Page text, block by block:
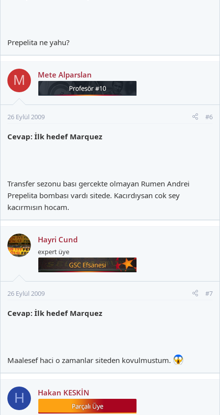
Prepelita ne yahu?
M Mete Alparslan
26 Eylül 2009 #6
Cevap: İlk hedef Marquez
Transfer sezonu bası gercekte olmayan Rumen Andrei
Prepelita bombası vardı sitede. Kacırdıysan cok sey
kacırmısın hocam.
Hayri Cund
expert üye
26 Eylül 2009 #7
Cevap: İlk hedef Marquez
Maalesef haci o zamanlar siteden kovulmustum.
H Hakan KESKİN